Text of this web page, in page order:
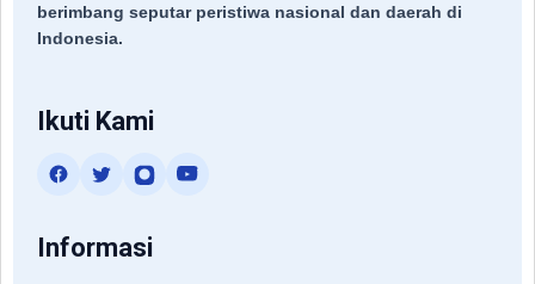
berimbang seputar peristiwa nasional dan daerah di
Indonesia.
Ikuti Kami
Informasi